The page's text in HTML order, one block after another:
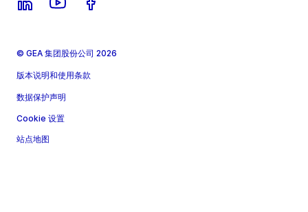
© GEA 集团股份公司 2026
版本说明和使用条款
数据保护声明
Cookie 设置
站点地图